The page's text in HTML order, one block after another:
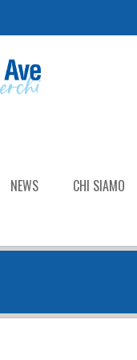
NEWS CHI SIAMO